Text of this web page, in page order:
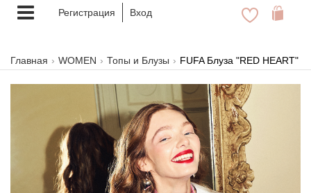
Меню Регистрация Вход
Главная WOMEN Топы и Блузы FUFA Блуза "RED HEART"